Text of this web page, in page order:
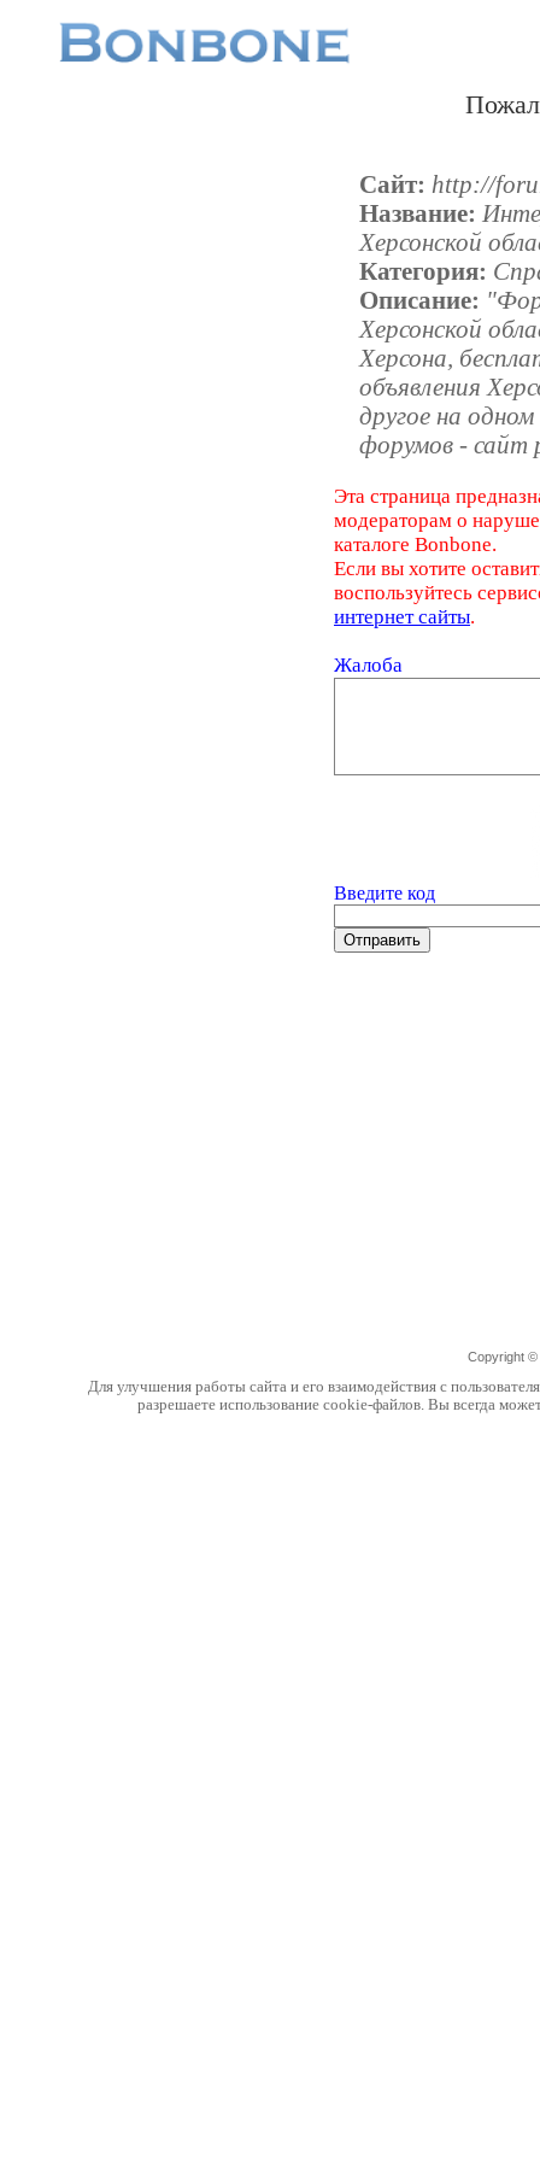
Сайт: http://
Название:
Херсонской
Категория:
Описание:
Херсонской
Херсона,
объявления
другое на
форумов - сайт
Эта страница
модераторам о
каталоге Bonbone.
Если вы хотите
воспользуйтесь
интернет сайты.
Жалоба
Введите код
Copyright ©
Для улучшения работы сайта и его взаимодействия с
разрешаете использование cookie-файлов. Вы всегда